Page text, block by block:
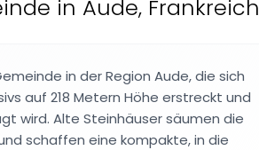
in Aude, Frankreich
in der Region Aude, die sich
auf 218 Metern Höhe erstreckt und
wird. Alte Steinhäuser säumen die
schaffen eine kompakte, in die